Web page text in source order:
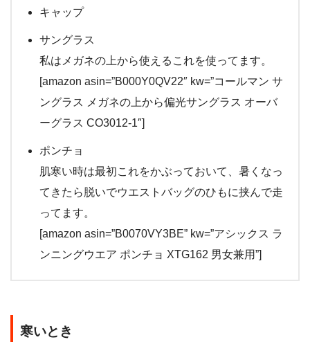
キャップ
サングラス
私はメガネの上から使えるこれを使ってます。
[amazon asin=”B000Y0QV22″ kw=”コールマン サ
ングラス メガネの上から偏光サングラス オーバ
ーグラス CO3012-1″]
ポンチョ
肌寒い時は最初これをかぶっておいて、暑くなっ
てきたら脱いでウエストバッグのひもに挟んで走
ってます。
[amazon asin=”B0070VY3BE” kw=”アシックス ラ
ンニングウエア ポンチョ XTG162 男女兼用”]
寒いとき